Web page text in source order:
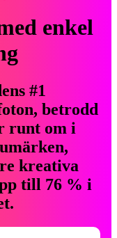
enkel
#1
betrodd
runt om i
kreativa
till 76 % i